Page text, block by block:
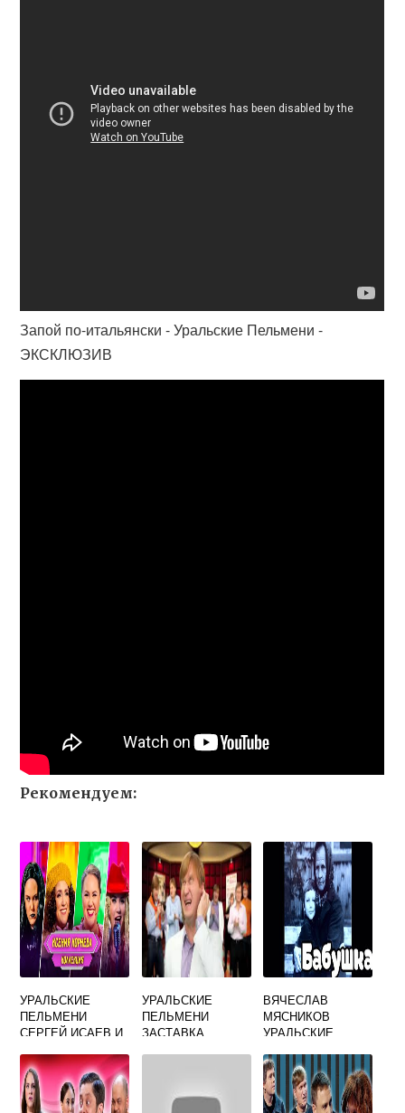
Запой по-итальянски - Уральские Пельмени -
ЭКСКЛЮЗИВ
Рекомендуем:
УРАЛЬСКИЕ
ПЕЛЬМЕНИ
СЕРГЕЙ ИСАЕВ И
НОВОСТИ
УРАЛЬСКИЕ
ПЕЛЬМЕНИ
ЗАСТАВКА
ВЯЧЕСЛАВ
МЯСНИКОВ
УРАЛЬСКИЕ
ПЕСНЯ ПРО
БАБУШКУ ВИДЕО